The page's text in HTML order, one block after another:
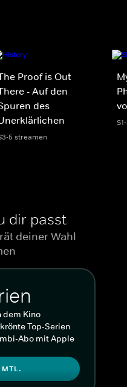
Proof is Out
- Auf den
des
5 streamen
dir passt
deiner Wahl
dem Kino
Top-Serien
Abo mit Apple